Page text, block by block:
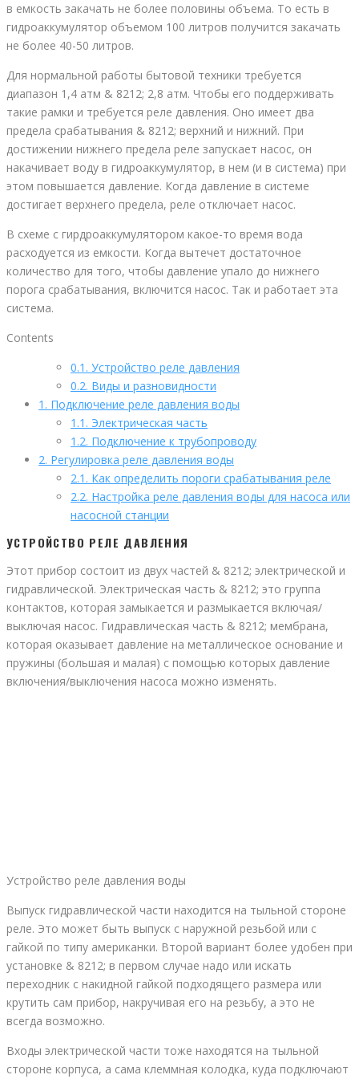
в емкость закачать не более половины объема. То есть в
гидроаккумулятор объемом 100 литров получится закачать
не более 40-50 литров.
Для нормальной работы бытовой техники требуется
диапазон 1,4 атм & 8212; 2,8 атм. Чтобы его поддерживать
такие рамки и требуется реле давления. Оно имеет два
предела срабатывания & 8212; верхний и нижний. При
достижении нижнего предела реле запускает насос, он
накачивает воду в гидроаккумулятор, в нем (и в система) при
этом повышается давление. Когда давление в системе
достигает верхнего предела, реле отключает насос.
В схеме с гирдроаккумулятором какое-то время вода
расходуется из емкости. Когда вытечет достаточное
количество для того, чтобы давление упало до нижнего
порога срабатывания, включится насос. Так и работает эта
система.
Contents
0.1. Устройство реле давления
0.2. Виды и разновидности
1. Подключение реле давления воды
1.1. Электрическая часть
1.2. Подключение к трубопроводу
2. Регулировка реле давления воды
2.1. Как определить пороги срабатывания реле
2.2. Настройка реле давления воды для насоса или
насосной станции
УСТРОЙСТВО РЕЛЕ ДАВЛЕНИЯ
Этот прибор состоит из двух частей & 8212; электрической и
гидравлической. Электрическая часть & 8212; это группа
контактов, которая замыкается и размыкается включая/
выключая насос. Гидравлическая часть & 8212; мембрана,
которая оказывает давление на металлическое основание и
пружины (большая и малая) с помощью которых давление
включения/выключения насоса можно изменять.
Устройство реле давления воды
Выпуск гидравлической части находится на тыльной стороне
реле. Это может быть выпуск с наружной резьбой или с
гайкой по типу американки. Второй вариант более удобен при
установке & 8212; в первом случае надо или искать
переходник с накидной гайкой подходящего размера или
крутить сам прибор, накручивая его на резьбу, а это не
всегда возможно.
Входы электрической части тоже находятся на тыльной
стороне корпуса, а сама клеммная колодка, куда подключают